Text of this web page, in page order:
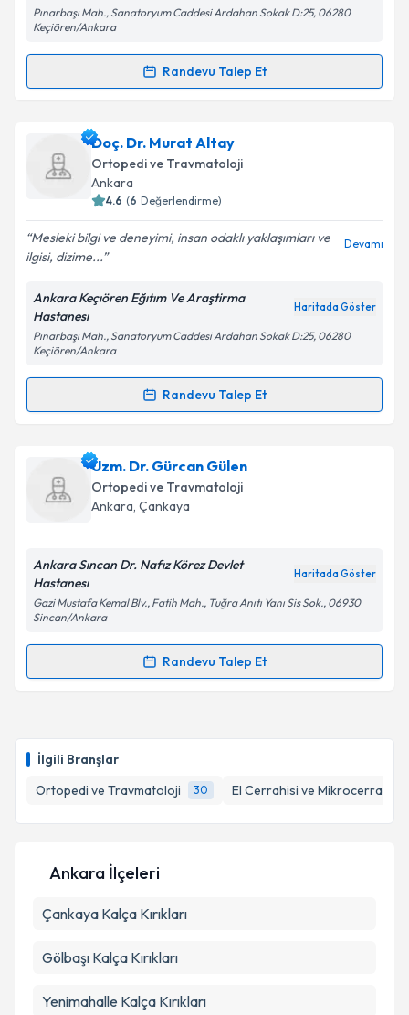
İlgili Branşlar
Ortopedi ve Travmatoloji
30 El Cerrahisi ve Mikrocerrahi
Kişisel verilerimin işlenmesine ilişkinAydınlatma
'ni okudum ve kişisel verilerimin belirtilen
kapsamda işlenmesini kabul ediyorum.
Takvim Talebini Gönder
Pınarbaşı Mah., Sanatoryum Caddesi Ardahan Sokak D:25, 06280
Keçiören/Ankara
Randevu Talep Et
Randevu Takvimi Talebi
Dr. Ahmet Osmaniçin randevu takvimi talebi
oluşturun. Size bu uzmandan randevu almanız için bir
takvim hazırlandığında e-posta ile bilgilendireceğiz.
Kişisel verilerimin işlenmesine ilişkin
Aydınlatma
Metni
kapsamda işlenmesini kabul ediyorum.
Takvim Talebini Gönder
Doç. Dr. Murat Altay
Ortopedi ve Travmatoloji
Ankara
4.6 (6 Değerlendirme)
Mesleki bilgi ve deneyimi, insan odaklı yaklaşımları ve
ilgisi, dizime...
Devamı
Ankara Keçıören Eğıtım Ve Araştirma
Hastanesı
Haritada Göster
Pınarbaşı Mah., Sanatoryum Caddesi Ardahan Sokak D:25, 06280
Keçiören/Ankara
Randevu Talep Et
Randevu Takvimi Talebi
Doç. Dr. Murat Altayiçin randevu takvimi talebi
oluşturun. Size bu uzmandan randevu almanız için bir
takvim hazırlandığında e-posta ile bilgilendireceğiz.
Metni'ni okudum ve kişisel verilerimin belirtilen
kapsamda işlenmesini kabul ediyorum.
Uzm. Dr. Gürcan Gülen
Ortopedi ve Travmatoloji
Ankara, Çankaya
Ankara Sıncan Dr. Nafız Körez Devlet
Hastanesı
Haritada Göster
Gazi Mustafa Kemal Blv., Fatih Mah., Tuğra Anıtı Yanı Sis Sok., 06930
Sincan/Ankara
Randevu Talep Et
Randevu Takvimi Talebi
takvim hazırlandığında e-posta ile bilgilendireceğiz.
Metni'ni okudum ve kişisel verilerimin belirtilen
Ankara İlçeleri
Çankaya Kalça Kırıkları
Gölbaşı Kalça Kırıkları
Yenimahalle Kalça Kırıkları